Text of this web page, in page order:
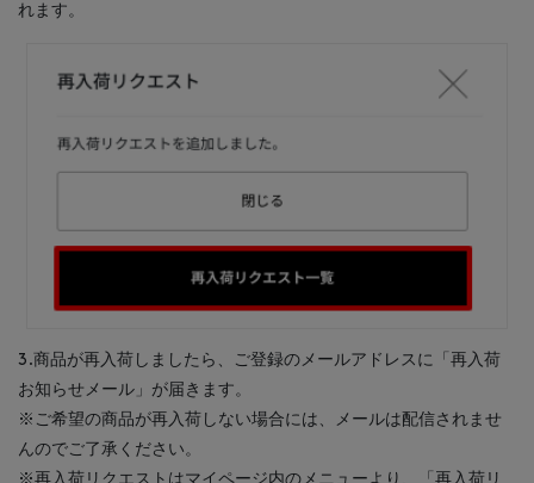
れます。
3.商品が再入荷しましたら、ご登録のメールアドレスに「再入荷
お知らせメール」が届きます。
※ご希望の商品が再入荷しない場合には、メールは配信されませ
んのでご了承ください。